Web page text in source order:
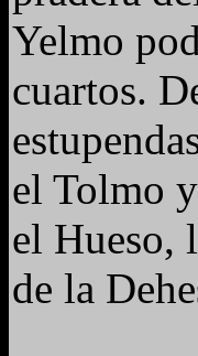
Yelmo
cuartos.
el Tolmo
el Hueso,
de la